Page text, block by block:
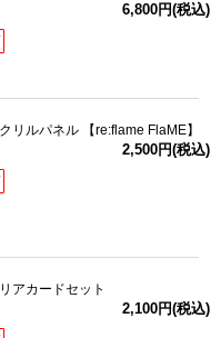
6,800円(税込)
リルパネル 【re:flame FlaME】
2,500円(税込)
アカードセット
2,100円(税込)